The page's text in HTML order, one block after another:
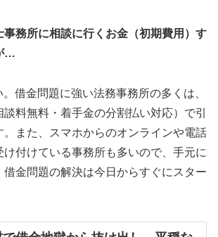
事務所に相談に行くお金（初期費用）す
…
借金問題に強い法務事務所の多くは、
料無料・着手金の分割払い対応）で引
。また、スマホからのオンラインや電話
け付けている事務所も多いので、手元に
借金問題の解決は今日からすぐにスター